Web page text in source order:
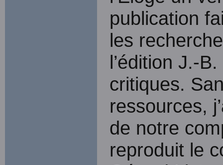
publication
les
l’édition J.-
critiques.
ressources,
de notre
reproduit le